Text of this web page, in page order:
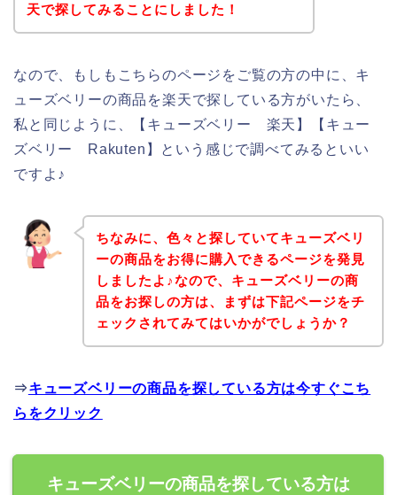
天で探してみることにしました！
なので、もしもこちらのページをご覧の方の中に、キ
ューズベリーの商品を楽天で探している方がいたら、
私と同じように、【キューズベリー 楽天】【キュー
ズベリー Rakuten】という感じで調べてみるといい
ですよ♪
ちなみに、色々と探していてキューズベリ
ーの商品をお得に購入できるページを発見
しましたよ♪なので、キューズベリーの商
品をお探しの方は、まずは下記ページをチ
ェックされてみてはいかがでしょうか？
⇒キューズベリーの商品を探している方は今すぐこち
らをクリック
キューズベリーの商品を探している方は